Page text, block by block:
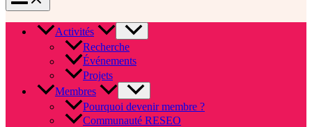
Activités
Recherche
Événements
Projets
Membres
Pourquoi devenir membre ?
Communauté RESEO